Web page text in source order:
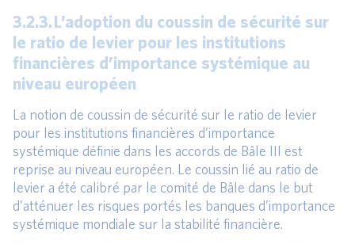
3.2.3. L’adoption du coussin de sécurité sur
le ratio de levier pour les institutions
financières d’importance systémique au
niveau européen
La notion de coussin de sécurité sur le ratio de levier
pour les institutions financières d’importance
systémique définie dans les accords de Bâle III est
reprise au niveau européen. Le coussin lié au ratio de
levier a été calibré par le comité de Bâle dans le but
d’atténuer les risques portés les banques d’importance
systémique mondiale sur la stabilité financière.